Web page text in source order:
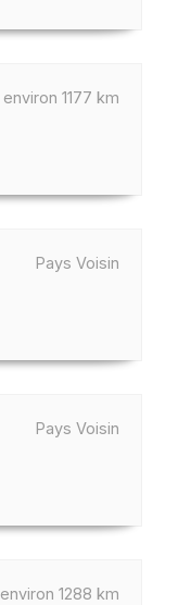
environ 1177 km
Pays Voisin
Pays Voisin
environ 1288 km